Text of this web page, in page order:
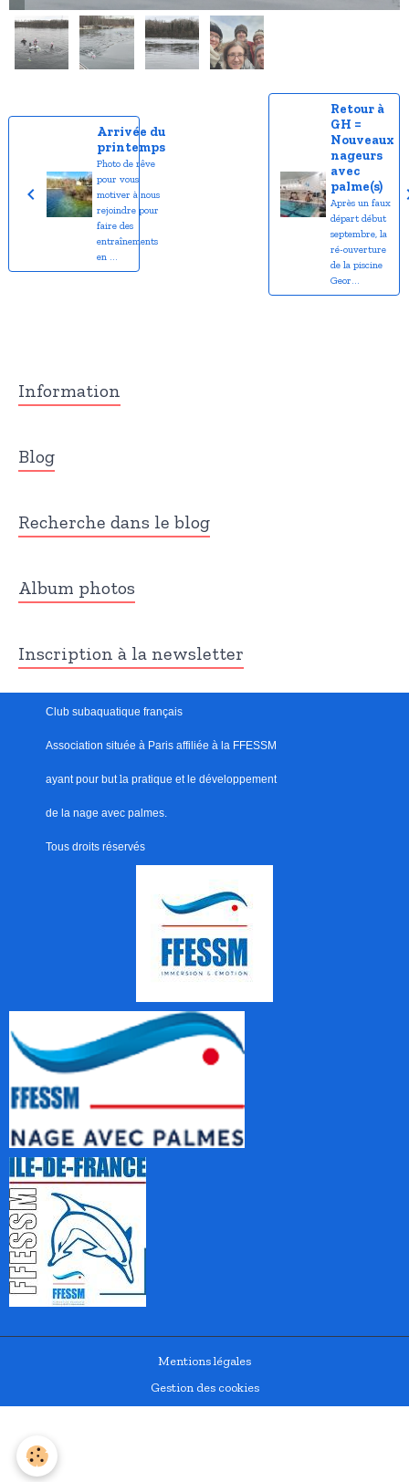
Arrivée du
printemps
Photo de rêve
pour vous
motiver à nous
rejoindre pour
faire des
entraînements
en ...
Retour à
GH =
Nouveaux
nageurs
avec
palme(s)
Après un faux
départ début
septembre, la
ré-ouverture
de la piscine
Geor...
Information
Blog
Recherche dans le blog
Album photos
Inscription à la newsletter
Club subaquatique français
Association située à Paris affiliée à la FFESSM
ayant pour but la pratique et le développement
de la nage avec palmes.
Tous droits réservés
Mentions légales
Gestion des cookies